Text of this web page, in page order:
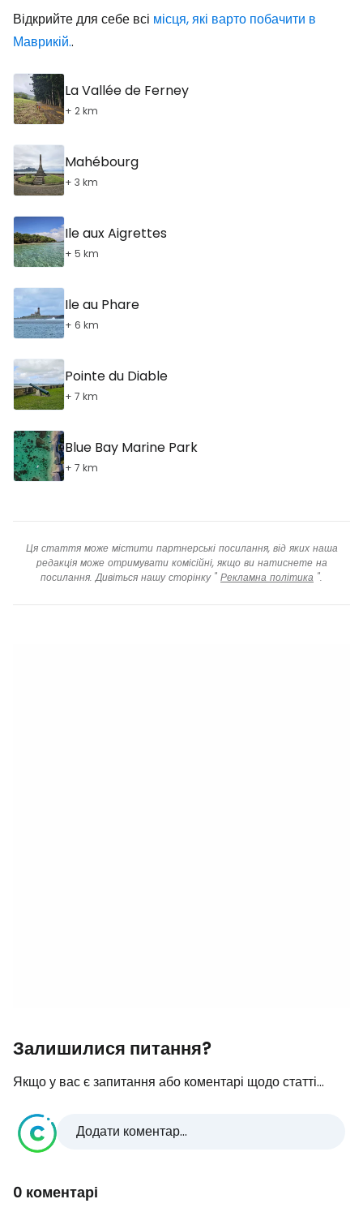
Відкрийте для себе всі місця, які варто побачити в
Маврикій..
La Vallée de Ferney
+ 2 km
Mahébourg
+ 3 km
Ile aux Aigrettes
+ 5 km
Ile au Phare
+ 6 km
Pointe du Diable
+ 7 km
Blue Bay Marine Park
+ 7 km
Ця стаття може містити партнерські посилання, від яких наша
редакція може отримувати комісійні, якщо ви натиснете на
посилання. Дивіться нашу сторінку " Рекламна політика ".
Залишилися питання?
Якщо у вас є запитання або коментарі щодо статті...
Додати коментар...
0 коментарі